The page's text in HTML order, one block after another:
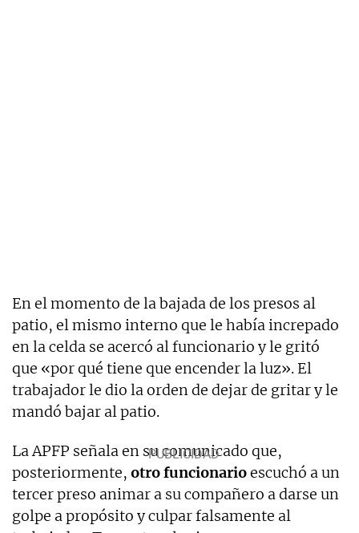
En el momento de la bajada de los presos al
patio, el mismo interno que le había increpado
en la celda se acercó al funcionario y le gritó
que «por qué tiene que encender la luz». El
trabajador le dio la orden de dejar de gritar y le
mandó bajar al patio.
La APFP señala en su comunicado que,
posteriormente, otro funcionarioescuchó a un
tercer preso animar a su compañero a darse un
golpe a propósito y culpar falsamente al